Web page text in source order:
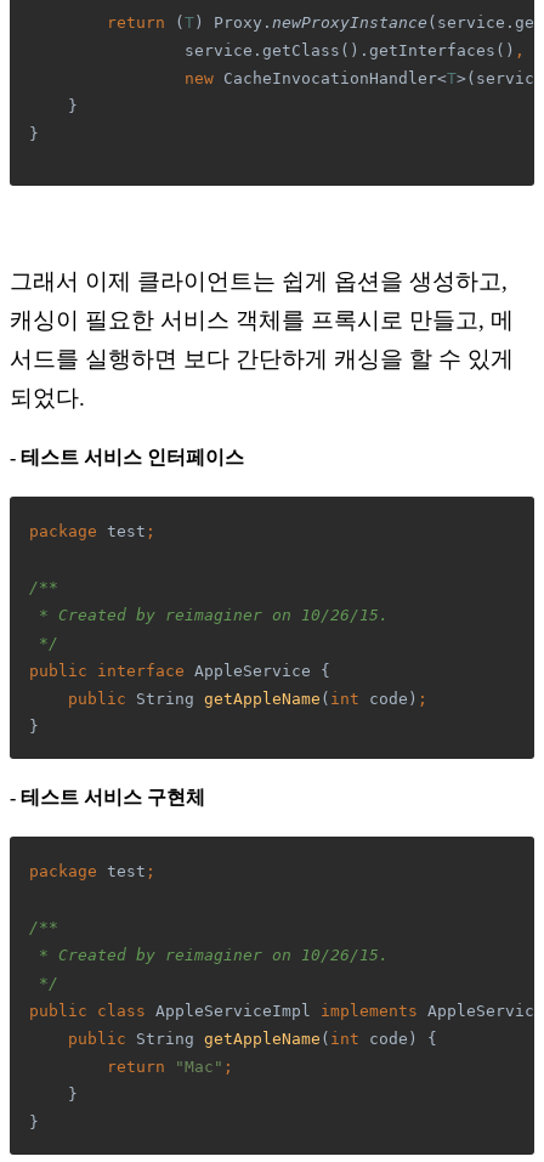
return ( T ) Proxy. newProxyInstance
service.getClass().getInterfaces() ,
                new
CacheInvocationHandler<T>(service
}
}
그래서 이제 클라이언트는 쉽게 옵션을 생성하고,
캐싱이 필요한 서비스 객체를 프록시로 만들고, 메
서드를 실행하면 보다 간단하게 캐싱을 할 수 있게
되었다.
- 테스트 서비스 인터페이스
package test ;
/**
* Created by reimaginer on 10/26/15.
*/
public interface AppleService {
public String getAppleName ( int code) ;
}
- 테스트 서비스 구현체
package test ;
/**
* Created by reimaginer on 10/26/15.
*/
public class AppleServiceImpl implements
public String getAppleName ( int code) {
return
"Mac" ;
}
}